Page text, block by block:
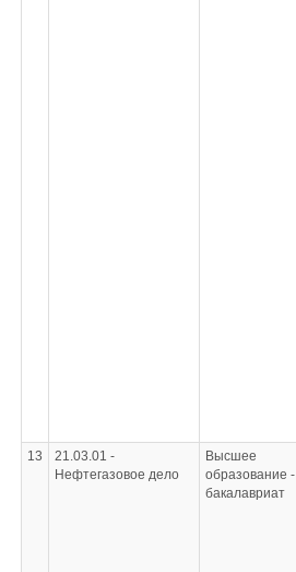
13
21.03.01 -
Нефтегазовое дело
Высшее
образование -
бакалавриат